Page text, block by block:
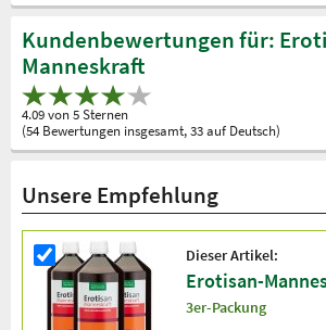
Kundenbewertungen für:
Manneskraft
4.09 von 5 Sternen
(54 Bewertungen insgesamt, 33 auf Deutsch)
Unsere Empfehlung
Dieser Artikel:
Erotisan-
3er-Packung